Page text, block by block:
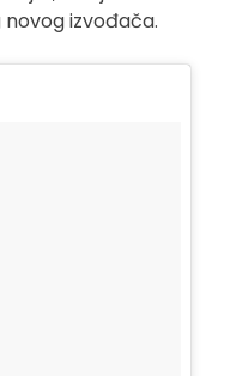
izvođača.